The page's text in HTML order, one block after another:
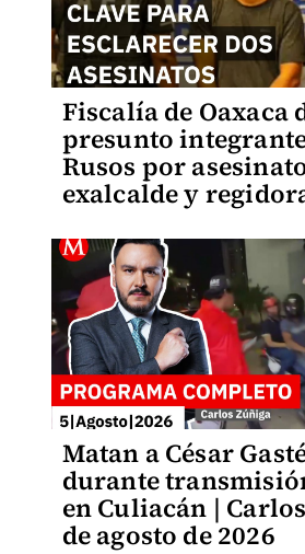
Fiscalía de Oaxaca
presunto
Rusos por
exalcalde y
Matan a César
durante
en Culiacán |
de agosto de 2026